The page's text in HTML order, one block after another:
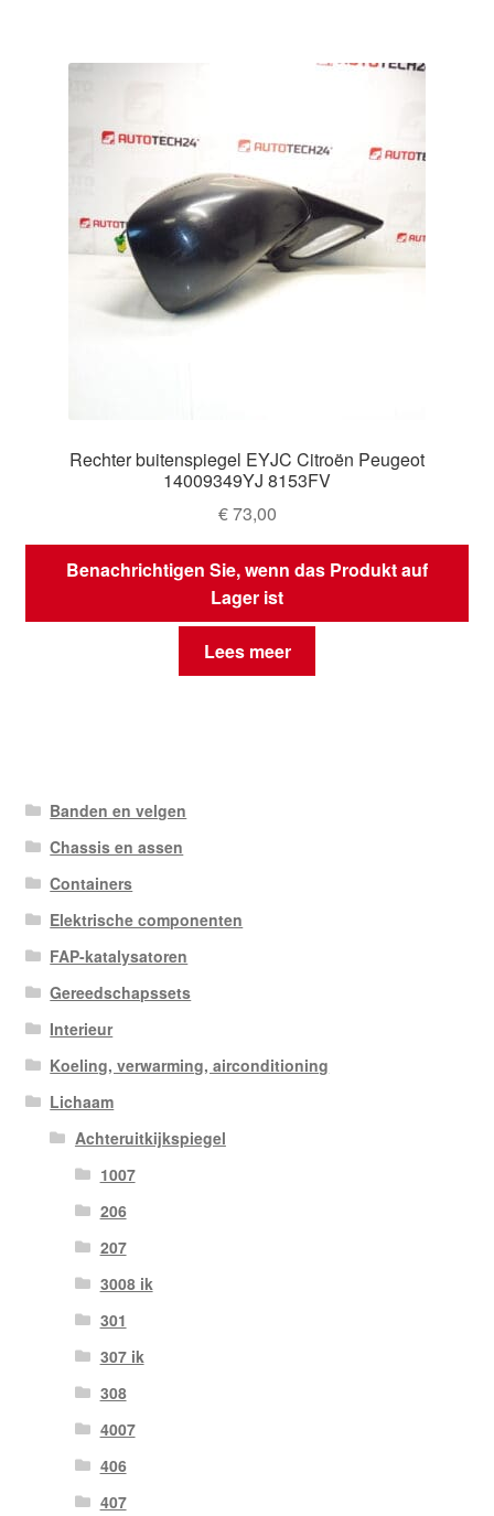
Rechter buitenspiegel EYJC Citroën Peugeot
14009349YJ 8153FV
€73,00
Benachrichtigen Sie, wenn das Produkt auf
Lager ist
Lees meer
Banden en velgen
Chassis en assen
Containers
Elektrische componenten
FAP-katalysatoren
Gereedschapssets
Interieur
Koeling, verwarming, airconditioning
Lichaam
Achteruitkijkspiegel
1007
206
207
3008 ik
301
307 ik
308
4007
406
407